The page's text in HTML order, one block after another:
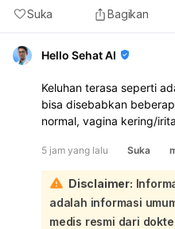
Suka Bagikan
Hello Sehat AI
Keluhan terasa seperti
bisa disebabkan
normal, vagina kering/
nyeri, bau tidak sedap,
kuning/hijau/abu-abu,
diperiksa. Saya
kandungan atau dokter
penyebab pastinya dan
5 jam yang lalu Suka
Disclaimer:
adalah informasi
medis resmi dari